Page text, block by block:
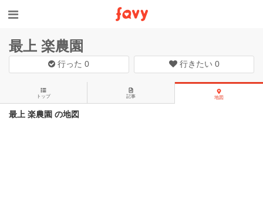
最上 楽農園
行った0 行きたい 0
トップ 記事 地図
最上 楽農園 の地図